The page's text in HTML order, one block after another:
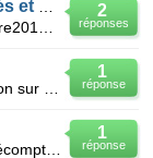
2
réponses
1
réponse
1
réponse